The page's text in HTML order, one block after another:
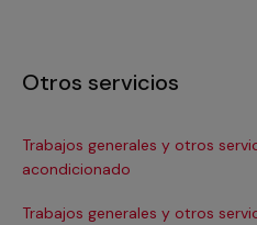
Otros servicios
Trabajos generales y otros
acondicionado
Trabajos generales y otros